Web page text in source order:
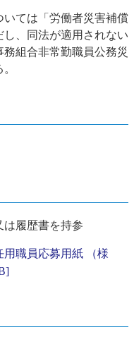
ては「労働者災害補償
、同法が適用されない
組合非常勤職員公務災
は履歴書を持参
用職員応募用紙 （様